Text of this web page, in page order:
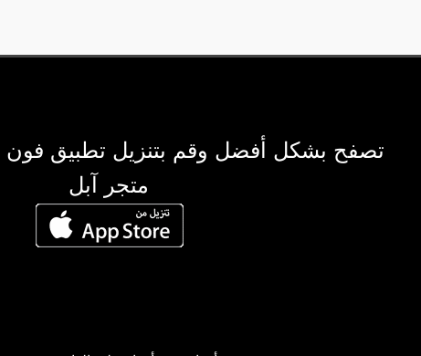
تصفح بشكل أفضل وقم بتنزيل تطبيق
متجر آبل